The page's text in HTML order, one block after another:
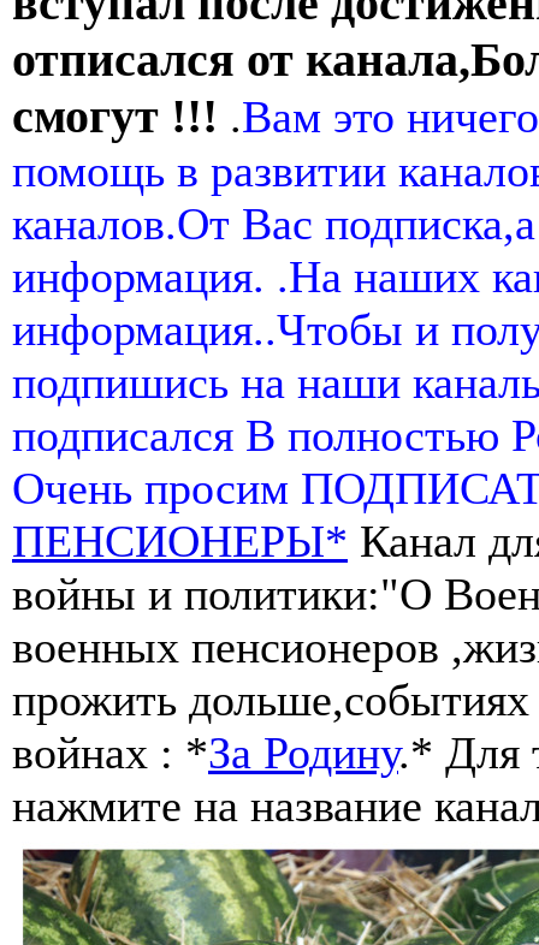
отписался от
смогут !!! .Вам это
помощь в развитии
каналов.От Вас
информация. .На наших
информация..Чтобы и
подпишись на наши
подписался В полностью
Очень просим
ПЕНСИОНЕРЫ* Канал
войны и политики:"О
военных пенсионеров
прожить
войнах : *За Родину.* Для
нажмите на название